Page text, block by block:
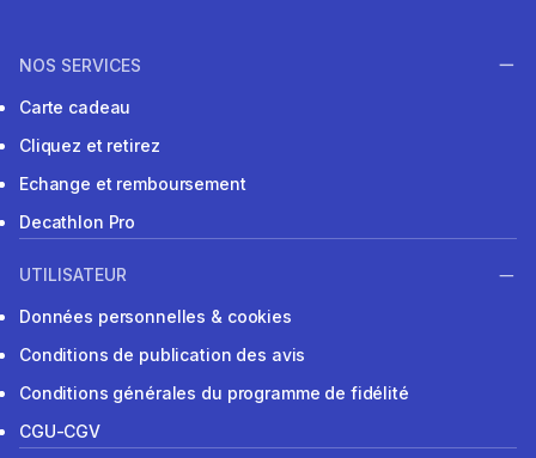
NOS SERVICES
Carte cadeau
Cliquez et retirez
Echange et remboursement
Decathlon Pro
UTILISATEUR
Données personnelles & cookies
Conditions de publication des avis
Conditions générales du programme de fidélité
CGU-CGV